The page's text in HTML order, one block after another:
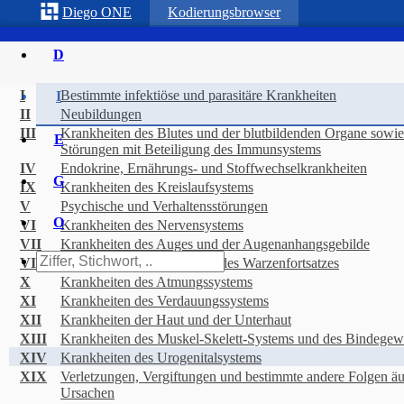
Diego ONE Kodierungsbrowser
D
I
E
G
O
I
Bestimmte infektiöse und parasitäre Krankheiten
II
Neubildungen
III
Krankheiten des Blutes und der blutbildenden Organe
Störungen mit Beteiligung des Immunsystems
IV
Endokrine, Ernährungs- und Stoffwechselkrankheiten
IX
Krankheiten des Kreislaufsystems
V
Psychische und Verhaltensstörungen
VI
Krankheiten des Nervensystems
VII
Krankheiten des Auges und der Augenanhangsgebilde
VIII
Krankheiten des Ohres und des Warzenfortsatzes
X
Krankheiten des Atmungssystems
XI
Krankheiten des Verdauungssystems
XII
Krankheiten der Haut und der Unterhaut
XIII
Krankheiten des Muskel-Skelett-Systems und des
XIV
Krankheiten des Urogenitalsystems
XIX
Verletzungen, Vergiftungen und bestimmte andere Folgen
Ursachen